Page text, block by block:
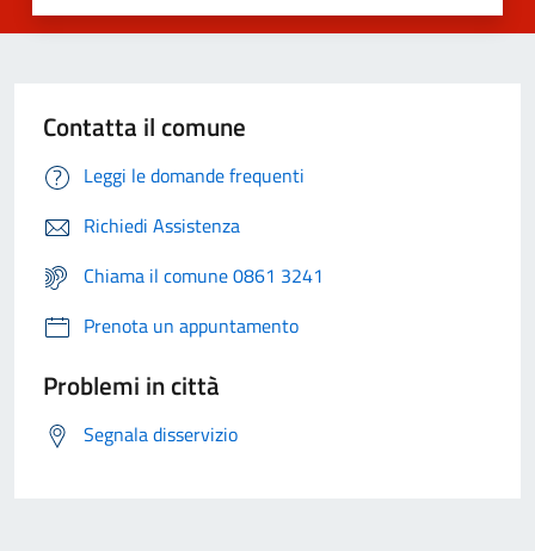
Contatta il comune
Leggi le domande frequenti
Richiedi Assistenza
Chiama il comune 0861 3241
Prenota un appuntamento
Problemi in città
Segnala disservizio